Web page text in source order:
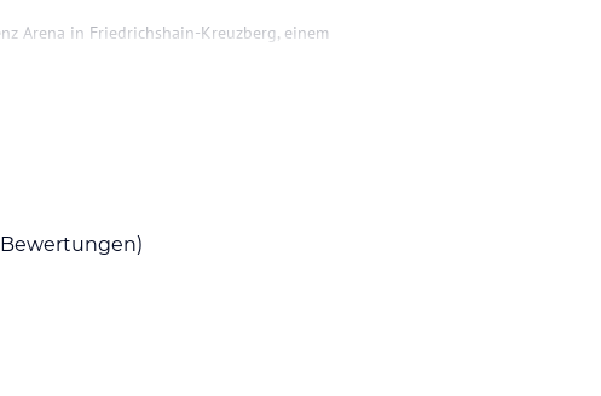
Arena in Friedrichshain-Kreuzberg, einem
Strasse eine hervorragende und
Bewertungen)